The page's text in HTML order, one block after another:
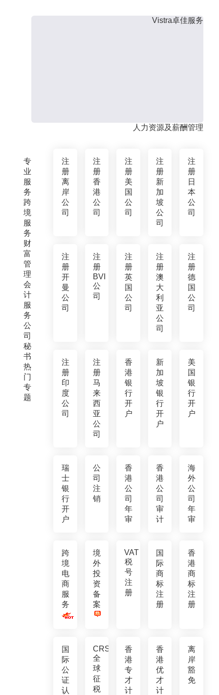
专
业
服
务
跨
境
服
务
财
富
管
理
会
计
服
务
公
司
秘
书
热
门
专
题
Vistra卓佳服务
人力资源及薪酬管理
注
册
离
岸
公
司
注
册
香
港
公
司
注
册
美
国
公
司
注
册
新
加
坡
公
司
注
册
日
本
公
司
注
册
开
曼
公
司
注
册
BVI
公
司
注
册
英
国
公
司
注
册
澳
大
利
亚
公
司
注
册
德
国
公
司
注
册
印
度
公
司
注
册
马
来
西
亚
公
司
香
港
银
行
开
户
新
加
坡
银
行
开
户
美
国
银
行
开
户
瑞
士
银
行
开
户
公
司
注
销
香
港
公
司
年
审
香
港
公
司
审
计
海
外
公
司
年
审
跨
境
电
商
服
务
境
外
投
资
备
案
VAT
税
号
注
册
国
际
商
标
注
册
香
港
商
标
注
册
国
际
公
证
认
CRS
全
球
征
税
香
港
专
才
计
香
港
优
才
计
离
岸
豁
免